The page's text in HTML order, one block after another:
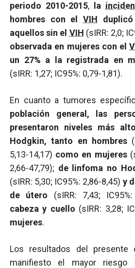
periodo 2010-2015, la
hombres con elVIH
aquellos sin el VIH (sIRR: 2,0;
observada en mujeres con el
un 27% a la registrada en
(sIRR: 1,27; IC95%: 0,79-1,81).
En cuanto a tumores
población general, las
presentaron niveles más
Hodgkin, tanto en hombres
5,13-14,17) como en mujeres
2,66-47,79); de linfoma no
(sIRR: 5,30; IC95%: 2,86-8,45) y
de útero (sIRR: 7,43;
cabeza y cuello (sIRR: 3,28;
mujeres.
Los resultados del presente
manifiesto el mayor